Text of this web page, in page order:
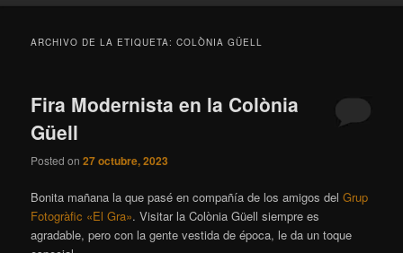
ARCHIVO DE LA ETIQUETA:COLÒNIA GÜELL
Fira Modernista en la Colònia
Güell
Posted on27 octubre, 2023
Bonita mañana la que pasé en compañía de los amigos delGrup
Fotogràfic «El Gra». Visitar la Colònia Güell siempre es
agradable, pero con la gente vestida de época, le da un toque